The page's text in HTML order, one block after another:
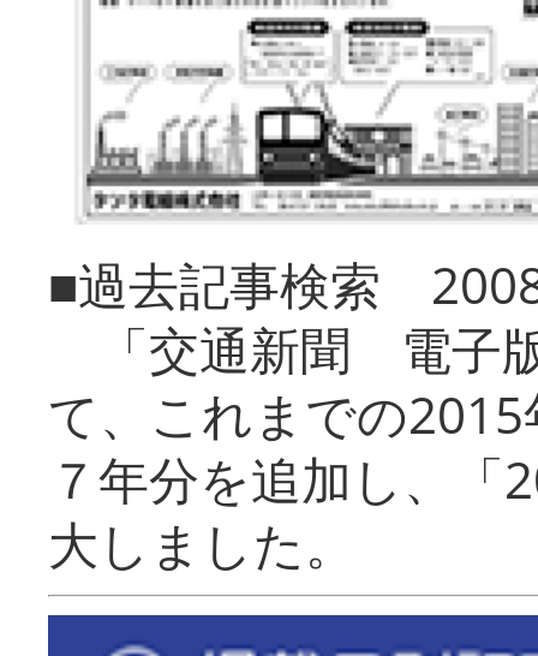
■過去記事検索
「交通新聞 電子
て、これまでの
７年分を追加し、「
大しまし